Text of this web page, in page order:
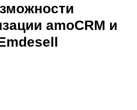
amoCRM и